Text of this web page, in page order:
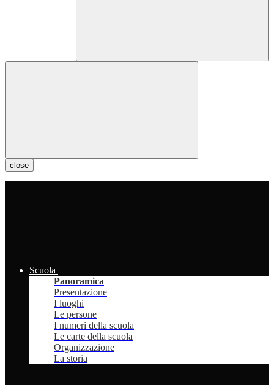
close
Scuola
Panoramica
Presentazione
I luoghi
Le persone
I numeri della scuola
Le carte della scuola
Organizzazione
La storia